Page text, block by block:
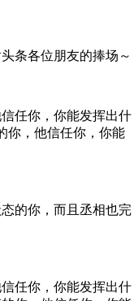
条各位朋友的捧场～
的你，而且丞相也完